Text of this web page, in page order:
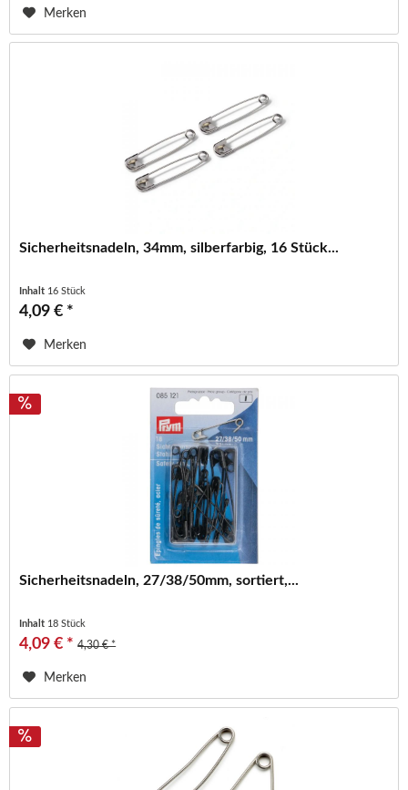
Merken
Sicherheitsnadeln, 34mm, silberfarbig, 16 Stück...
Inhalt 16 Stück
4,09 € *
Merken
Sicherheitsnadeln, 27/38/50mm, sortiert,...
Inhalt 18 Stück
4,09 € * 4,30 € *
Merken